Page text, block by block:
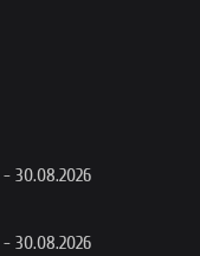
- 30.08.2026
- 30.08.2026